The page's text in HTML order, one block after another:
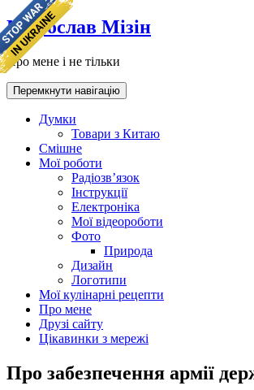
Мирослав Мізін
Про мене і не тільки
Перемкнути навігацію
Думки
Товари з Китаю
Смішне
Мої роботи
Радіозв’язок
Інструкції
Електроніка
Мої відеороботи
Фото
Природа
Дизайн
Логотипи
Мої кулінарні рецепти
Про мене
Друзі сайту
Цікавинки з мережі
Про забезпечення армії